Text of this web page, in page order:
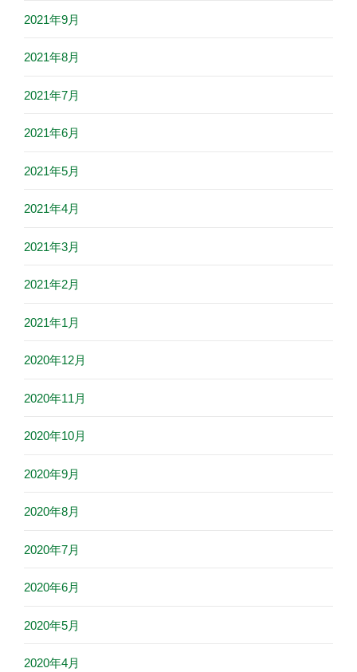
2021年9月
2021年8月
2021年7月
2021年6月
2021年5月
2021年4月
2021年3月
2021年2月
2021年1月
2020年12月
2020年11月
2020年10月
2020年9月
2020年8月
2020年7月
2020年6月
2020年5月
2020年4月